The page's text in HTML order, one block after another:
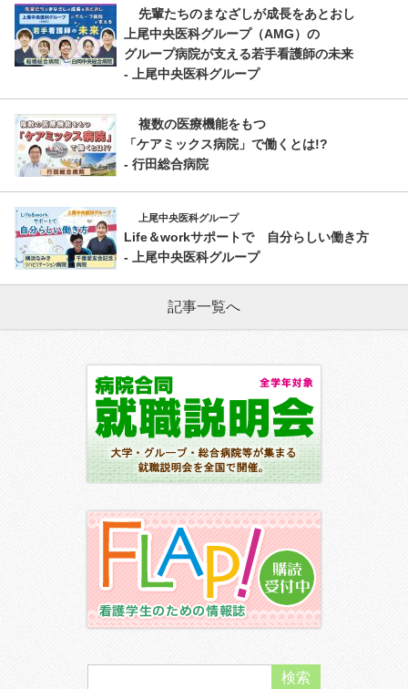
先輩たちのまなざしが成長をあとおし
上尾中央医科グループ（AMG）の
グループ病院が支える若手看護師の未来
- 上尾中央医科グループ
複数の医療機能をもつ
「ケアミックス病院」で働くとは!?
- 行田総合病院
上尾中央医科グループ
Life＆workサポートで 自分らしい働き方
- 上尾中央医科グループ
記事一覧へ